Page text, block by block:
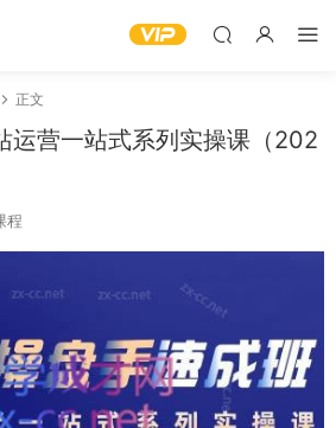
正文
运营一站式系列实操课（202
程